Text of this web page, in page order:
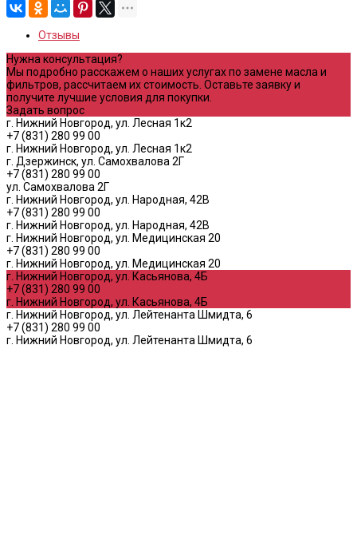
Отзывы
Нужна консультация?
Мы подробно расскажем о наших услугах по замене масла и
фильтров, рассчитаем их стоимость. Оставьте заявку и
получите лучшие условия для покупки.
Задать вопрос
г. Нижний Новгород, ул. Лесная 1к2
+7 (831) 280 99 00
г. Нижний Новгород, ул. Лесная 1к2
г. Дзержинск, ул. Самохвалова 2Г
+7 (831) 280 99 00
ул. Самохвалова 2Г
г. Нижний Новгород, ул. Народная, 42В
+7 (831) 280 99 00
г. Нижний Новгород, ул. Народная, 42В
г. Нижний Новгород, ул. Медицинская 20
+7 (831) 280 99 00
г. Нижний Новгород, ул. Медицинская 20
г. Нижний Новгород, ул. Касьянова, 4Б
+7 (831) 280 99 00
г. Нижний Новгород, ул. Касьянова, 4Б
г. Нижний Новгород, ул. Лейтенанта Шмидта, 6
+7 (831) 280 99 00
г. Нижний Новгород, ул. Лейтенанта Шмидта, 6